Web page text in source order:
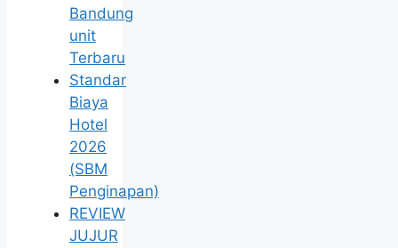
Bandung
unit
Terbaru
Standar
Biaya
Hotel
2026
(SBM
Penginapan)
REVIEW
JUJUR